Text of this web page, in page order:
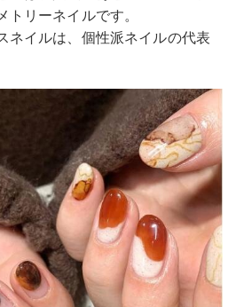
リーネイルです。
ネイルは、個性派ネイルの代表